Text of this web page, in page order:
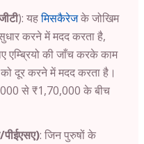
): यहमिसकैरेजके जोखिम
करने में मदद करता है,
एम्ब्रियो की जाँच करके काम
दूर करने में मदद करता है।
से ₹1,70,000 के बीच
पीईएसए): जिन पुरुषों के